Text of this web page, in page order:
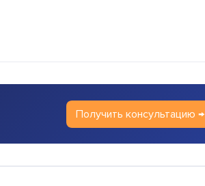
Получить консультацию →